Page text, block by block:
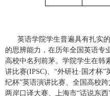
英语学院学生普遍具有扎实
的思辨能力，在历年全国英语专
高校中名列前茅。学院学生在韩
讲比赛(IPSC)、 “外研社·国才杯”
纪杯”英语演讲比赛、全国高校
两岸口译大赛、上海市“话说东